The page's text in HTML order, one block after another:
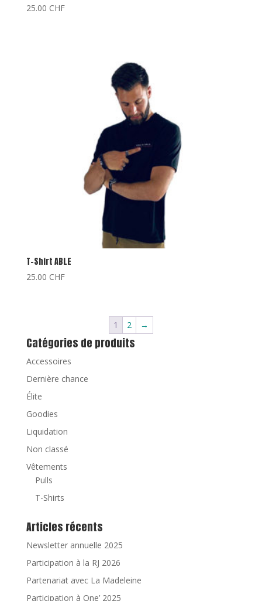
25.00 CHF
T-Shirt ABLE
25.00 CHF
1 2 →
Catégories de produits
Accessoires
Dernière chance
Élite
Goodies
Liquidation
Non classé
Vêtements
Pulls
T-Shirts
Articles récents
Newsletter annuelle 2025
Participation à la RJ 2026
Partenariat avec La Madeleine
Participation à One’ 2025